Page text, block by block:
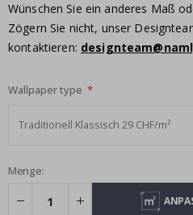
Wünschen Sie ein anderes Maß
Zögern Sie nicht, unser
kontaktieren:
Wallpaper type
Menge: